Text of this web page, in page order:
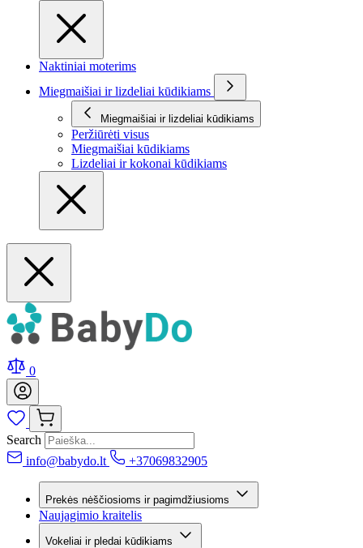
Naktiniai moterims
Miegmaišiai ir lizdeliai kūdikiams
Miegmaišiai ir lizdeliai kūdikiams
Peržiūrėti visus
Miegmaišiai kūdikiams
Lizdeliai ir kokonai kūdikiams
0
Search
info@babydo.lt
+37069832905
Prekės nėščiosioms ir pagimdžiusioms
Naujagimio kraitelis
Vokeliai ir pledai kūdikiams